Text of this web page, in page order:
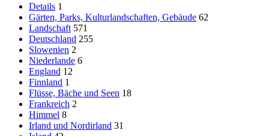
Details 1
Gärten, Parks, Kulturlandschaften, Gebäude 62
Landschaft 571
Deutschland 255
Slowenien 2
Niederlande 6
England 12
Finnland 1
Flüsse, Bäche und Seen 18
Frankreich 2
Himmel 8
Irland und Nordirland 31